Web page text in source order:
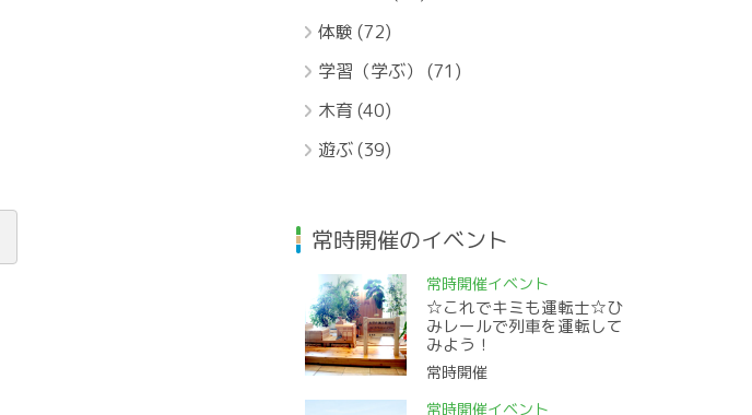
体験(72)
学習（学ぶ）(71)
木育(40)
遊ぶ(39)
常時開催のイベント
常時開催イベント
☆これでキミも運転士☆ひ
みレールで列車を運転して
みよう！
常時開催
常時開催イベント